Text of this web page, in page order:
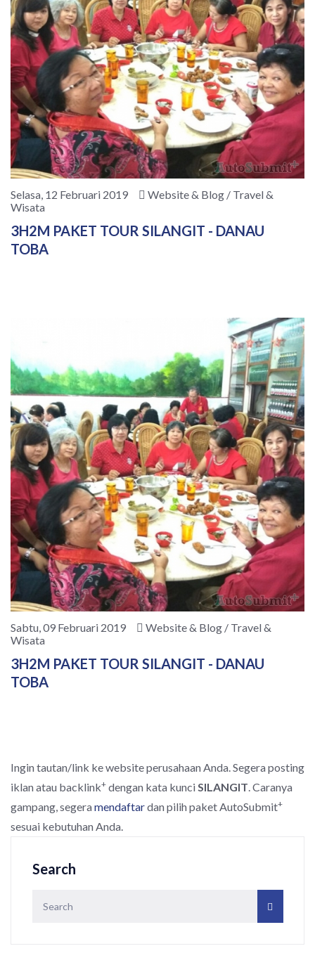
Selasa, 12 Februari 2019
Website & Blog / Travel &
Wisata
3H2M PAKET TOUR SILANGIT - DANAU
TOBA
Sabtu, 09 Februari 2019
Website & Blog / Travel &
Wisata
3H2M PAKET TOUR SILANGIT - DANAU
TOBA
Ingin tautan/link ke website perusahaan Anda. Segera posting
iklan atau backlink+ dengan kata kunciSILANGIT. Caranya
gampang, segeramendaftardan pilih paket AutoSubmit+
sesuai kebutuhan Anda.
Search